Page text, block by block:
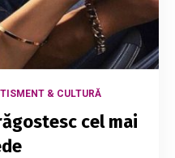
& CULTURĂ
cel mai